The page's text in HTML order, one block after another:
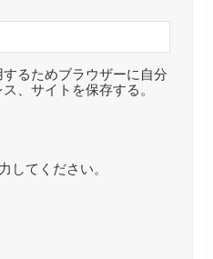
るためブラウザーに自分
、サイトを保存する。
してください。